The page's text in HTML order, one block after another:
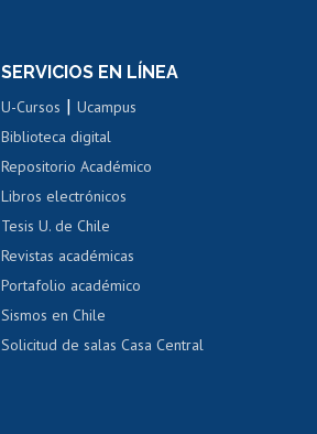
Movilidad Estudiantil
Cursos de español
SERVICIOS EN LÍNEA
U-Cursos |Ucampus
Biblioteca digital
Repositorio Académico
Libros electrónicos
Tesis U. de Chile
Revistas académicas
Portafolio académico
Sismos en Chile
Solicitud de salas Casa Central